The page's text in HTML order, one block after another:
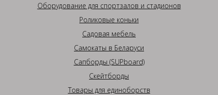
Оборудование для спортзалов и стадионов
Роликовые коньки
Садовая мебель
Самокаты в Беларуси
Сапборды (SUPboard)
Скейтборды
Товары для единоборств